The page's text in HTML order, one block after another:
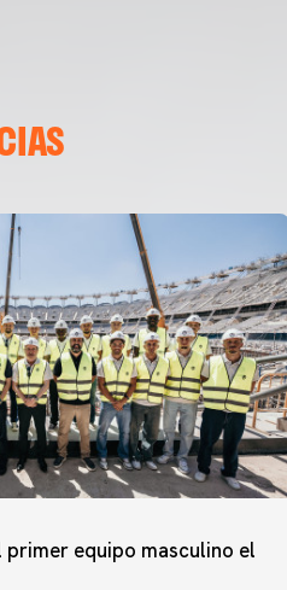
primer equipo masculino el
VALENCIA CF 7/8/2026